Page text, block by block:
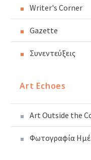
Writer's Corner
Gazette
Συνεντεύξεις
Art Echoes
Art Outside the
Φωτογραφία